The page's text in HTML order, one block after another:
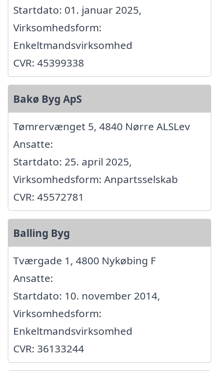
Startdato: 01. januar 2025,
Virksomhedsform:
Enkeltmandsvirksomhed
CVR: 45399338
Bakø Byg ApS
Tømrervænget 5, 4840 Nørre ALSLev
Ansatte:
Startdato: 25. april 2025,
Virksomhedsform: Anpartsselskab
CVR: 45572781
Balling Byg
Tværgade 1, 4800 Nykøbing F
Ansatte:
Startdato: 10. november 2014,
Virksomhedsform:
Enkeltmandsvirksomhed
CVR: 36133244